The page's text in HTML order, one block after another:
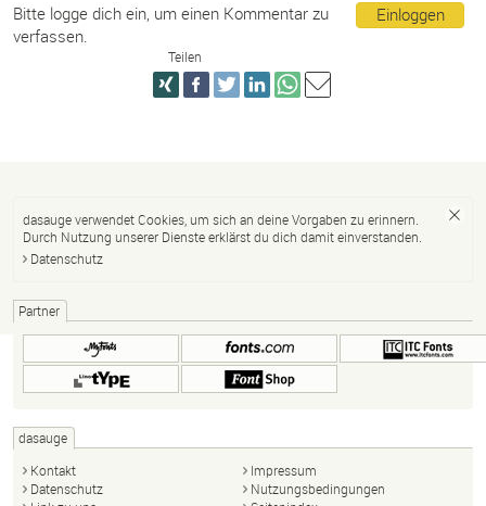
Einloggen
Bitte logge dich ein, um einen Kommentar zu
verfassen.
Teilen
dasauge verwendet Cookies, um sich an deine Vorgaben zu erinnern.
Durch Nutzung unserer Dienste erklärst du dich damit einverstanden.
Datenschutz
Partner
dasauge
Kontakt
Impressum
Datenschutz
Nutzungsbedingungen